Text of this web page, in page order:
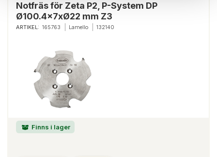
Notfräs för Zeta P2, P-System DP
Ø100.4x7xØ22 mm Z3
ARTIKEL: 165763 Lamello 132140
Finns i lager